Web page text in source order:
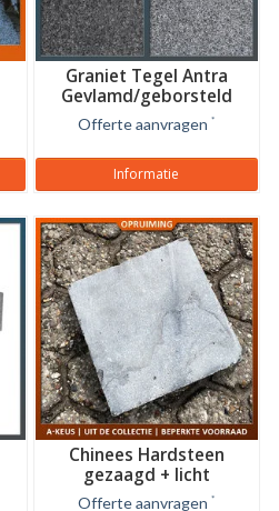
Graniet Tegel Antra
Gevlamd/geborsteld
Offerte aanvragen *
Informatie
Chinees Hardsteen
gezaagd + licht
getrommeld
Offerte aanvragen *